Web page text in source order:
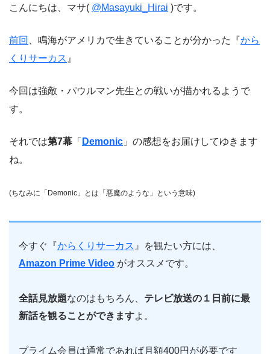
こんにちは、マサ( @Masayuki_Hirai )です。
前回 、鳴海がアメリカで生きていることが分かった『から
くりサーカス 』
今回は強敵・パウルマン先生との戦いが描かれるようで
す。
それでは第7幕 「 Demonic 」の感想をお届けしてゆきます
ね。
(ちなみに「Demonic」とは「悪魔のような」という意味)
今すぐ『からくりサーカス 』を観たい方には、
Amazon Prime Video がオススメです。
全話見放題なのはもちろん、 テレビ放送の１日前に最
新話を観ることができますよ。
プライム会員は通常であれば月額400円が必要です